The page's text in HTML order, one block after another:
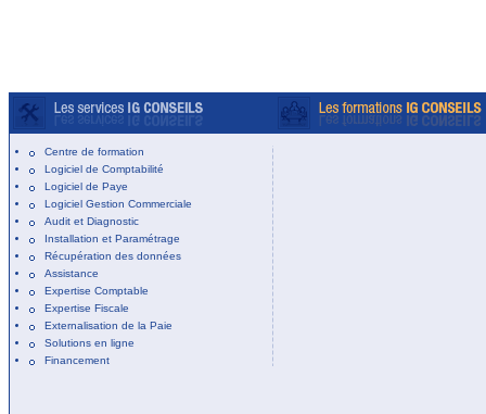
Centre de formation
Logiciel de Comptabilité
Logiciel de Paye
Logiciel Gestion Commerciale
Audit et Diagnostic
Installation et Paramétrage
Récupération des données
Assistance
Expertise Comptable
Expertise Fiscale
Externalisation de la Paie
Solutions en ligne
Financement